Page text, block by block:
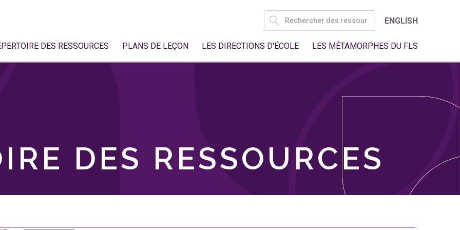
SEARCH
FOR:
ENGLISH
DES RESSOURCES PLANS DE LEÇON LES DIRECTIONS D'ÉCOLE LES MÉTAMORPHES DU FLS
DES RESSOURCES